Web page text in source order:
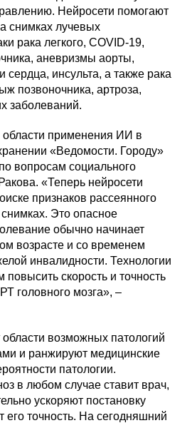
Нейросети помогают
снимках лучевых
рака легкого, COVID-19,
аневризмы аорты,
сердца, инсульта, а также рака
позвоночника, артроза,
заболеваний.
применения ИИ в
«Ведомости. Городу»
вопросам социального
«Теперь нейросети
признаков рассеянного
Это опасное
обычно начинает
возрасте и со временем
инвалидности. Технологии
скорость и точность
головного мозга», –
возможных патологий
и ранжируют медицинские
патологии.
в любом случае ставит врач,
ускоряют постановку
точность. На сегодняшний